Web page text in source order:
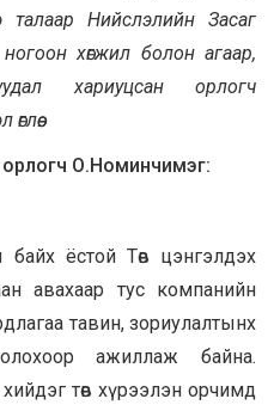
Нийслэлийн Засаг
хөгжил болон агаар,
хариуцсан орлогч
О.Номинчимэг:
байх ёстой Төв цэнгэлдэх
авахаар тус компанийн
тавин, зориулалтынх
ажиллаж байна.
төв хүрээлэн орчимд